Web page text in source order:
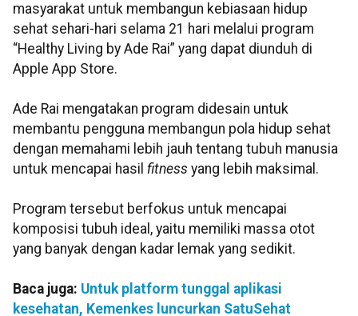
masyarakat untuk membangun kebiasaan hidup
sehat sehari-hari selama 21 hari melalui program
“Healthy Living by Ade Rai” yang dapat diunduh di
Apple App Store.
Ade Rai mengatakan program didesain untuk
membantu pengguna membangun pola hidup sehat
dengan memahami lebih jauh tentang tubuh manusia
untuk mencapai hasil fitness yang lebih maksimal.
Program tersebut berfokus untuk mencapai
komposisi tubuh ideal, yaitu memiliki massa otot
yang banyak dengan kadar lemak yang sedikit.
Baca juga: Untuk platform tunggal aplikasi
kesehatan, Kemenkes luncurkan SatuSehat